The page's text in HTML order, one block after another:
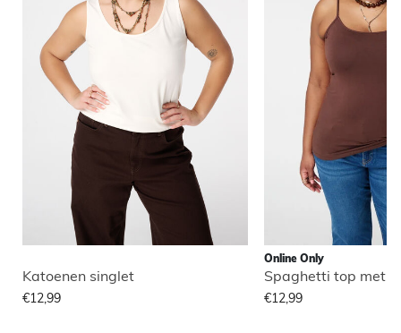
Katoenen singlet
€12,99
Online Only
Spaghetti top met
€12,99